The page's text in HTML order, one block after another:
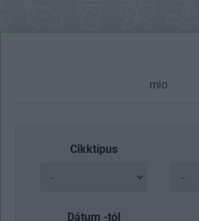
Cikktípus
Dátum -tól